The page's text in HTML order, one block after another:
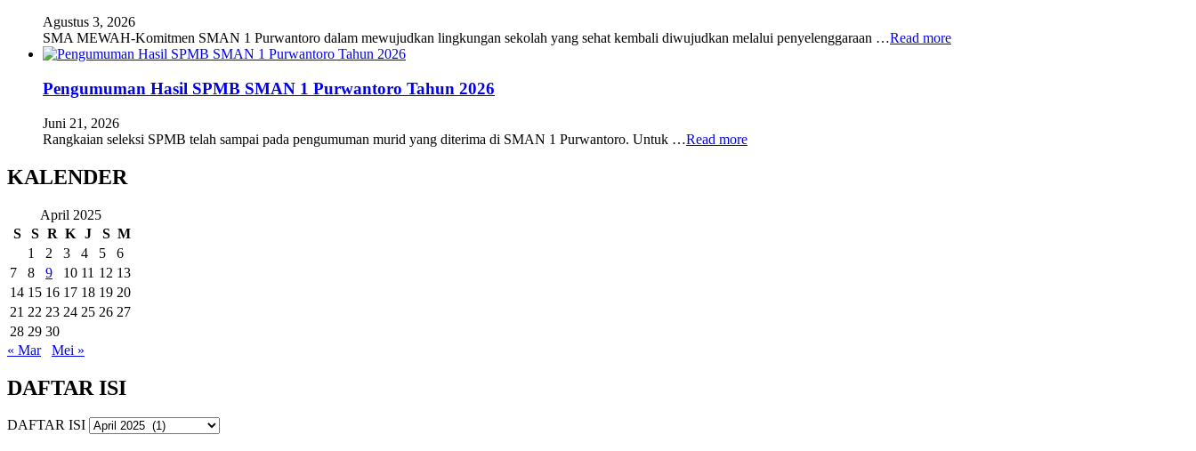
Agustus 3, 2026
SMA MEWAH-Komitmen SMAN 1 Purwantoro dalam mewujudkan lingkungan sekolah yang sehat kembali diwujudkan melalui penyelenggaraan …Read more
Pengumuman Hasil SPMB SMAN 1 Purwantoro Tahun 2026
Juni 21, 2026
Rangkaian seleksi SPMB telah sampai pada pengumuman murid yang diterima di SMAN 1 Purwantoro. Untuk …Read more
KALENDER
April 2025
S
S R K J S M
1
2 3 4 5
6
7
8 9 10 11 12 13
14 15 16 17 18 19 20
21 22 23 24 25 26 27
28 29 30
« Mar
Mei »
DAFTAR ISI
DAFTAR ISI